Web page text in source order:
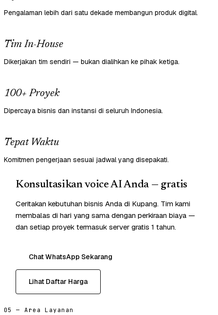
Pengalaman lebih dari satu dekade membangun produk digital.
Tim In-House
Dikerjakan tim sendiri — bukan dialihkan ke pihak ketiga.
100+ Proyek
Dipercaya bisnis dan instansi di seluruh Indonesia.
Tepat Waktu
Komitmen pengerjaan sesuai jadwal yang disepakati.
Konsultasikan voice AI Anda — gratis
Ceritakan kebutuhan bisnis Anda di Kupang. Tim kami
membalas di hari yang sama dengan perkiraan biaya —
dan setiap proyek termasuk server gratis 1 tahun.
Chat WhatsApp Sekarang
Lihat Daftar Harga
05 — Area Layanan